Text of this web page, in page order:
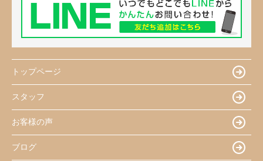
トップページ
スタッフ
お客様の声
ブログ